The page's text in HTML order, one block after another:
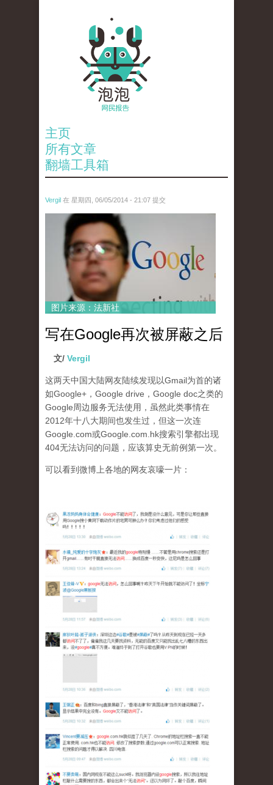
主页
所有文章
翻墙工具箱
Vergil 在 星期四, 06/05/2014 - 21:07 提交
google.jpg
图片来源：法新社
写在Google再次被屏蔽之后
文/ Vergil
这两天中国大陆网友陆续发现以Gmail为首的诸
如Google+，Google drive，Google doc之类的
Google周边服务无法使用，虽然此类事情在
2012年十八大期间也发生过，但这一次连
Google.com或Google.com.hk搜索引擎都出现
404无法访问的问题，应该算史无前例第一次。
可以看到微博上各地的网友哀嚎一片：